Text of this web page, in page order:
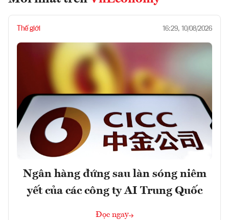
Thế giới 16:29, 10/08/2026
Ngân hàng đứng sau làn sóng niêm
yết của các công ty AI Trung Quốc
Đọc ngay